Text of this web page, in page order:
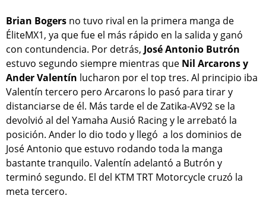
Brian Bogers no tuvo rival en la primera manga de
ÉliteMX1, ya que fue el más rápido en la salida y ganó
con contundencia. Por detrás, José Antonio Butrón
estuvo segundo siempre mientras que Nil Arcarons y
Ander Valentín lucharon por el top tres. Al principio iba
Valentín tercero pero Arcarons lo pasó para tirar y
distanciarse de él. Más tarde el de Zatika-AV92 se la
devolvió al del Yamaha Ausió Racing y le arrebató la
posición. Ander lo dio todo y llegó a los dominios de
José Antonio que estuvo rodando toda la manga
bastante tranquilo. Valentín adelantó a Butrón y
terminó segundo. El del KTM TRT Motorcycle cruzó la
meta tercero.